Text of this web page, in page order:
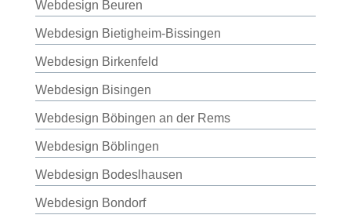
Webdesign Beuren
Webdesign Bietigheim-Bissingen
Webdesign Birkenfeld
Webdesign Bisingen
Webdesign Böbingen an der Rems
Webdesign Böblingen
Webdesign Bodeslhausen
Webdesign Bondorf